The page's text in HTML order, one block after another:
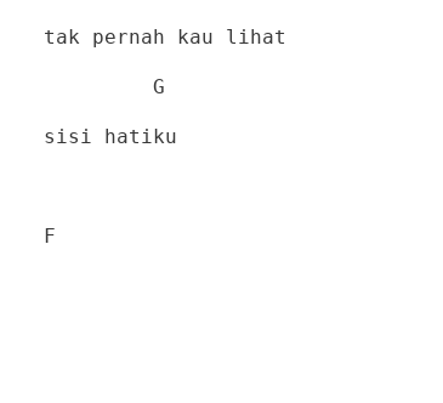
tak pernah kau lihat
G
sisi hatiku
F